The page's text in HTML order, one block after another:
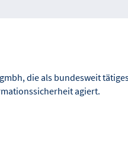
die als bundesweit
agiert.